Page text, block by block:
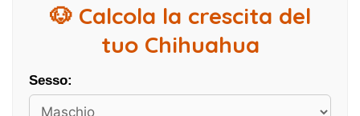
🐶 Calcola la crescita del
tuo Chihuahua
Sesso: